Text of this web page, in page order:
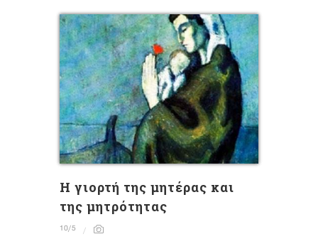
Η γιορτή της μητέρας και
της μητρότητας
10/5